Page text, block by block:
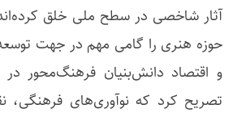
آثار شاخصی در سطح ملی خلق
حوزه هنری را گامی مهم در جهت
و اقتصاد دانش‌بنیان فرهنگ‌محور
تصریح کرد که نوآوری‌های فرهنگی،